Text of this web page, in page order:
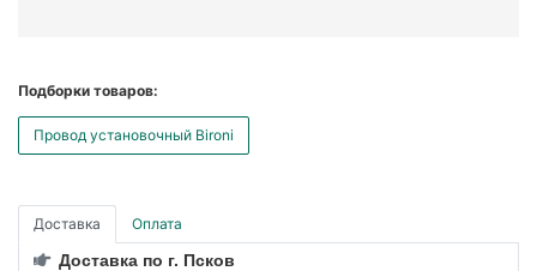
Подборки товаров:
Провод установочный Bironi
Доставка Оплата
Доставка по г. Псков